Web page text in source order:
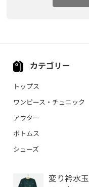
カテゴリー
トップス
ワンピース・チュニック
アウター
ボトムス
シューズ
変り衿水